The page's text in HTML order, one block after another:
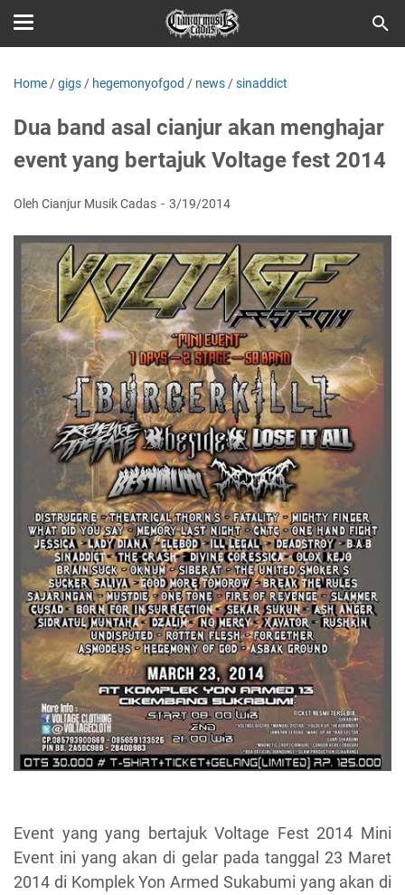
Home /gigs / hegemonyofgod / news /sinaddict
Dua band asal cianjur akan menghajar
event yang bertajuk Voltage fest 2014
Oleh Cianjur Musik Cadas 3/19/2014
Event yang yang bertajuk Voltage Fest 2014 Mini
Event ini yang akan di gelar pada tanggal 23 Maret
2014 di Komplek Yon Armed Sukabumi yang akan di